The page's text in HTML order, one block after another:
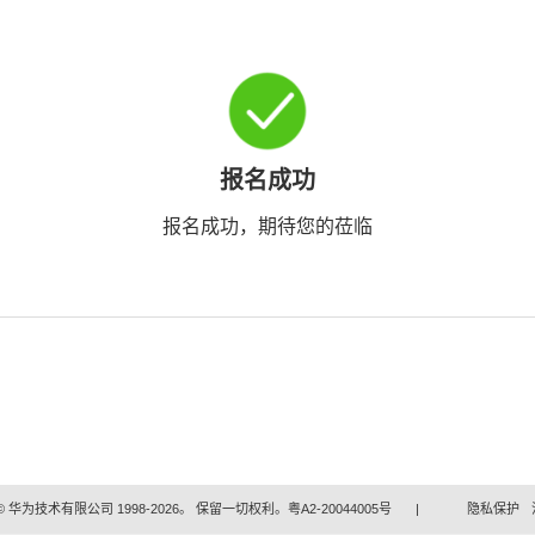
报名成功
报名成功，期待您的莅临
华为技术有限公司 1998-2026。 保留一切权利。粤A2-20044005号 隐私保护